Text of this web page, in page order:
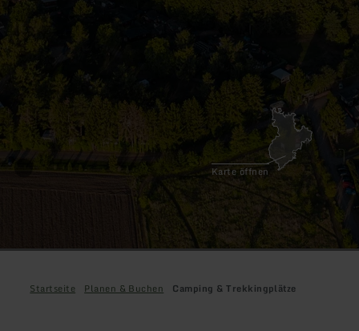
Karte öffnen
Startseite Planen & Buchen Camping & Trekkingplätze